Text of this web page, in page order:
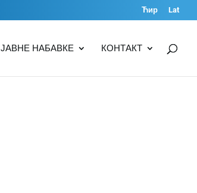
Ћир Lat
ЈАВНЕ НАБАВКЕ КОНТАКТ